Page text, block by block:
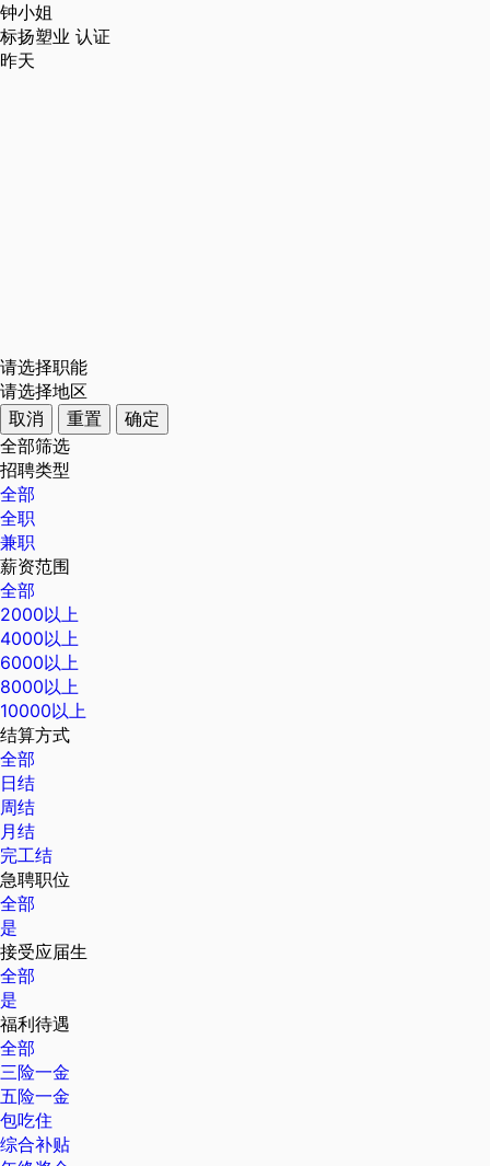
钟小姐
标扬塑业 认证
昨天
请选择职能
请选择地区
取消
重置
确定
全部筛选
招聘类型
全部
全职
兼职
薪资范围
全部
2000以上
4000以上
6000以上
8000以上
10000以上
结算方式
全部
日结
周结
月结
完工结
急聘职位
全部
是
接受应届生
全部
是
福利待遇
全部
三险一金
五险一金
包吃住
综合补贴